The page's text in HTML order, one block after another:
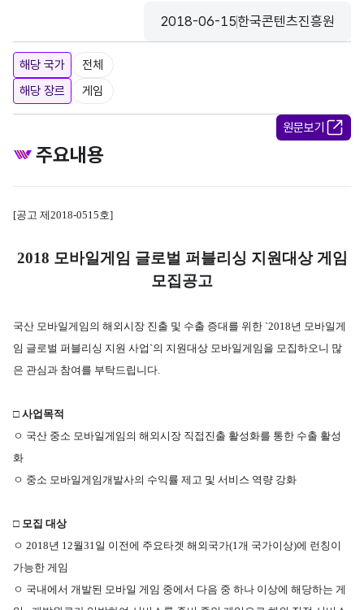
등록일
2018-06-15
수집기관
한국콘텐츠진흥원
해당 국가
전체
해당 장르
게임
원문보기
주요내용
[공고 제2018-0515호]
2018 모바일게임 글로벌 퍼블리싱 지원대상 게임
모집공고
국산 모바일게임의 해외시장 진출 및 수출 증대를 위한 `2018년 모바일게
임 글로벌 퍼블리싱 지원 사업 `의 지원대상 모바일게임을 모집하오니 많
은 관심과 참여를 부탁드립니다.
□ 사업목적
ㅇ 국산 중소 모바일게임의 해외시장 직접진출 활성화를 통한 수출 활성
화
ㅇ 중소 모바일게임개발사의 수익률 제고 및 서비스 역량 강화
□ 모집 대상
ㅇ 2018년 12월31일 이전에 주요타겟 해외국가(1개 국가이상)에 런칭이
가능한 게임
ㅇ 국내에서 개발된 모바일 게임 중에서 다음 중 하나 이상에 해당하는 게